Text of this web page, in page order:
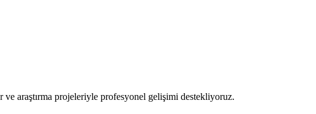
araştırma projeleriyle profesyonel gelişimi destekliyoruz.